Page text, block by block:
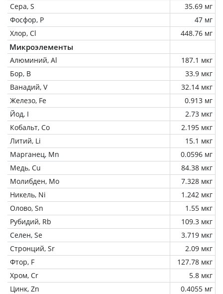
Сера, S
35.69 мг
Фосфор, P
47 мг
Хлор, Cl
448.76 мг
Микроэлементы
Алюминий, Al
187.1 мкг
Бор, B
33.9 мкг
Ванадий, V
32.14 мкг
Железо, Fe
0.913 мг
Йод, I
2.73 мкг
Кобальт, Co
2.195 мкг
Литий, Li
15.1 мкг
Марганец, Mn
0.0596 мг
Медь, Cu
84.38 мкг
Молибден, Mo
7.328 мкг
Никель, Ni
1.242 мкг
Олово, Sn
1.55 мкг
Рубидий, Rb
109.3 мкг
Селен, Se
3.719 мкг
Стронций, Sr
2.09 мкг
Фтор, F
127.78 мкг
Хром, Cr
5.8 мкг
Цинк, Zn
0.4055 мг